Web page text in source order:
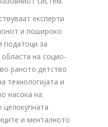
експерти
и пошироко
податоци за
областа на социо-
раното детство
технологијата и
насока на
и менталното